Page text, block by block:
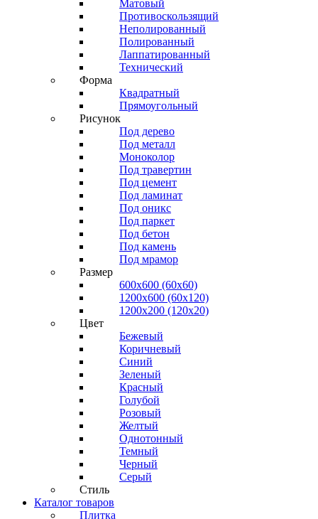
Матовый
Противоскользящий
Неполированный
Полированный
Лаппатированный
Технический
Форма
Квадратный
Прямоугольный
Рисунок
Под дерево
Под металл
Моноколор
Под травертин
Под цемент
Под ламинат
Под оникс
Под паркет
Под бетон
Под камень
Под мрамор
Размер
600х600 (60х60)
1200х600 (60х120)
1200х200 (120x20)
Цвет
Бежевый
Коричневый
Синий
Зеленый
Красный
Голубой
Розовый
Желтый
Однотонный
Темный
Черный
Серый
Стиль
Каталог товаров
Плитка